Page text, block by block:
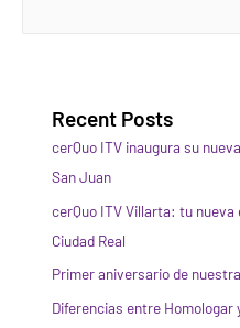
Recent Posts
cerQuo ITV inaugura su
San Juan
cerQuo ITV Villarta: tu
Ciudad Real
Primer aniversario de
Diferencias entre Homologar